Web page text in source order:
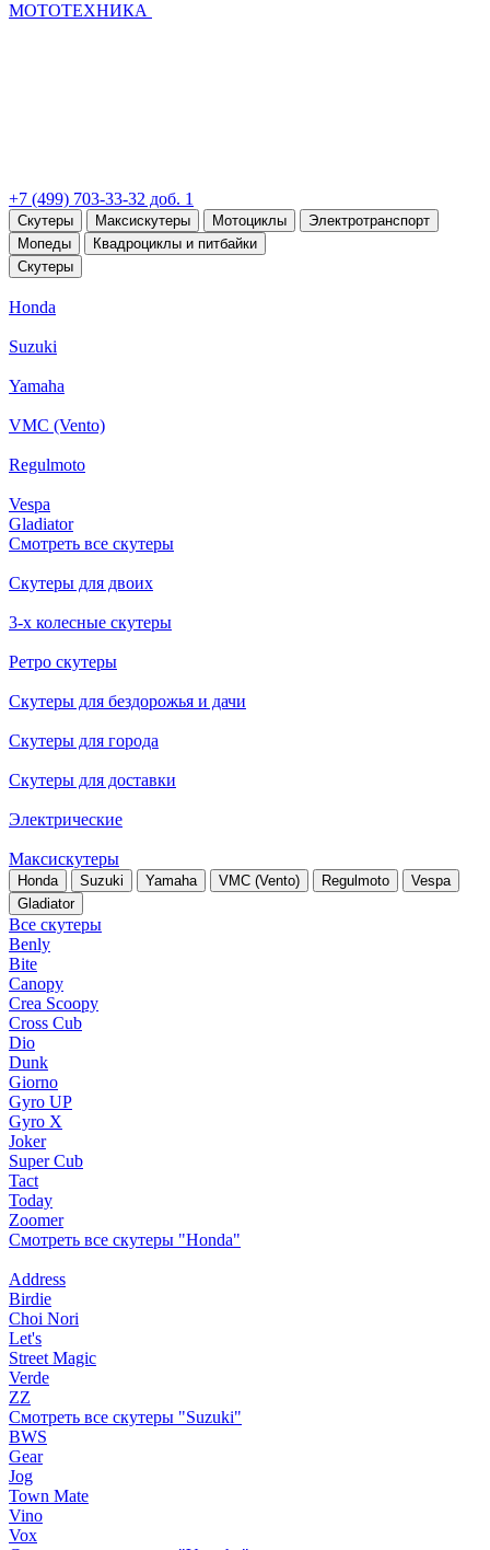
МОТОТЕХНИКА
+7 (499) 703-33-32 доб. 1
Скутеры Максискутеры Мотоциклы
Электротранспорт
Мопеды
Квадроциклы и питбайки
Скутеры
Honda
Suzuki
Yamaha
VMC (Vento)
Regulmoto
Vespa
Gladiator
Смотреть все скутеры
Скутеры для двоих
3-х колесные скутеры
Ретро скутеры
Скутеры для бездорожья и дачи
Скутеры для города
Скутеры для доставки
Электрические
Максискутеры
Honda Suzuki Yamaha VMC (Vento) Regulmoto
Vespa
Gladiator
Все скутеры
Benly
Bite
Canopy
Crea Scoopy
Cross Cub
Dio
Dunk
Giorno
Gyro UP
Gyro X
Joker
Super Cub
Tact
Today
Zoomer
Смотреть все скутеры "Honda"
Address
Birdie
Choi Nori
Let's
Street Magic
Verde
ZZ
Смотреть все скутеры "Suzuki"
BWS
Gear
Jog
Town Mate
Vino
Vox